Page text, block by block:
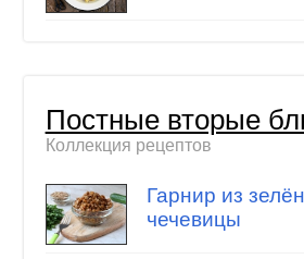
Постные вторые
Коллекция рецептов
Гарнир из
чечевицы